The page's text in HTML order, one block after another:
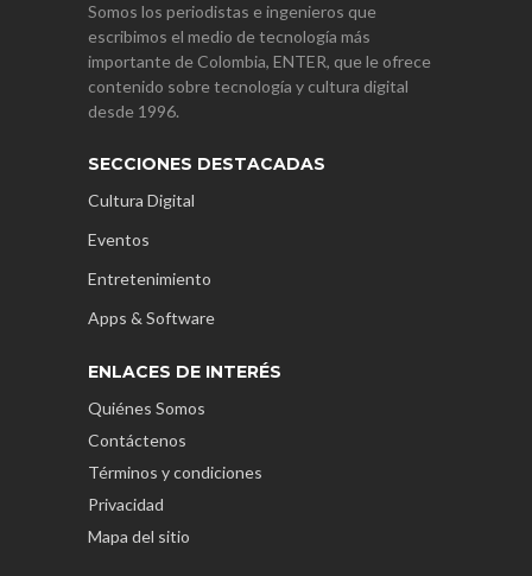
Somos los periodistas e ingenieros que
escribimos el medio de tecnología más
importante de Colombia, ENTER, que le ofrece
contenido sobre tecnología y cultura digital
desde 1996.
SECCIONES DESTACADAS
Cultura Digital
Eventos
Entretenimiento
Apps & Software
ENLACES DE INTERÉS
Quiénes Somos
Contáctenos
Términos y condiciones
Privacidad
Mapa del sitio